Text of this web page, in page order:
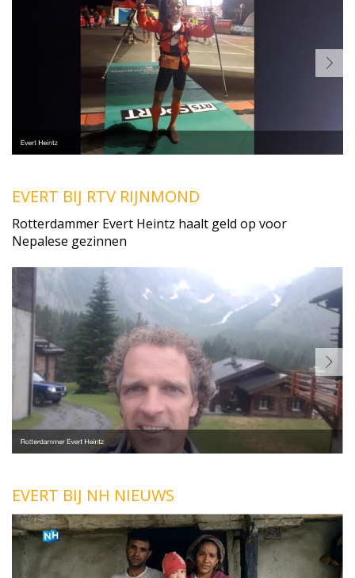
EVERT BIJ RTV RIJNMOND
Rotterdammer Evert Heintz haalt geld op voor
Nepalese gezinnen
EVERT BIJ NH NIEUWS